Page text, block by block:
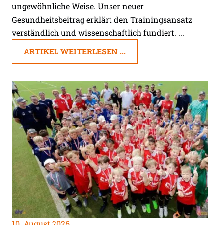
ungewöhnliche Weise. Unser neuer
Gesundheitsbeitrag erklärt den Trainingsansatz
verständlich und wissenschaftlich fundiert. ...
ARTIKEL WEITERLESEN ...